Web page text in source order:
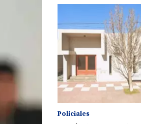
Policiales